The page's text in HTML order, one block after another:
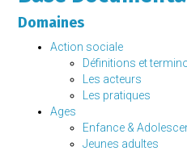
Domaines
Action sociale
Définitions et
Les acteurs
Les pratiques
Ages
Enfance &
Jeunes adultes